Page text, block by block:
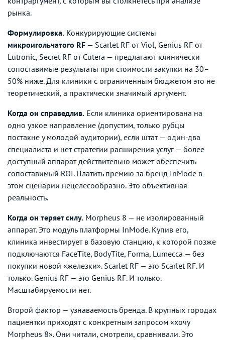
рынка.
Формулировка. Конкурирующие системы
микроигольчатого RF — Scarlet RF от Viol, Genius RF от
Lutronic, Secret RF от Cutera — предлагают клинически
сопоставимые результаты при стоимости закупки на 30–
50% ниже. Для клиники с ограниченным бюджетом это не
теоретический, а практически значимый аргумент.
Когда он справедлив. Если клиника ориентирована на
одно узкое направление (допустим, только рубцы
постакне у молодой аудитории), если штат — один-два
специалиста и нет стратегии расширения услуг — более
доступный аппарат действительно может обеспечить
сопоставимый ROI. Платить премию за бренд InMode в
этом сценарии нецелесообразно. Это объективная
реальность.
Когда он теряет силу. Morpheus 8 — не изолированный
аппарат. Это модуль платформы InMode. Купив его,
клиника инвестирует в базовую станцию, к которой позже
подключаются FaceTite, BodyTite, Forma, Lumecca — без
покупки новой «железки». Scarlet RF — это Scarlet RF. И
только. Genius RF — это Genius RF. И только.
Масштабируемости нет.
Второй фактор — узнаваемость бренда. В крупных городах
пациентки приходят с конкретным запросом «хочу
Morpheus 8». Они читали, смотрели, сравнивали. Это